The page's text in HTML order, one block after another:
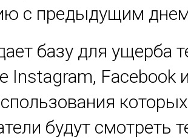
с предыдущим
базу для ущерба
Instagram, Facebook
которых
будут смотреть